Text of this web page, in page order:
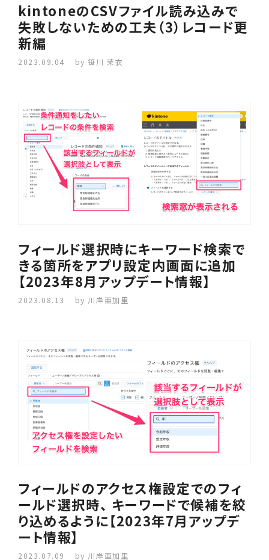
kintoneのCSVファイル読み込みで
失敗しないための工夫（3）レコード更
新編
2023.09.04 by 笹川 茉衣
フィールド選択時にキーワード検索で
きる箇所をアプリ設定内画面に追加
【2023年8月アップデート情報】
2023.08.13 by 川岸亜加里
フィールドのアクセス権設定でのフィ
ールド選択時、 キーワードで候補を絞
り込めるように【2023年7月アップデ
ート情報】
2023.07.09 by 川岸亜加里